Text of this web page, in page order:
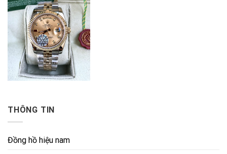
THÔNG TIN
Đồng hồ hiệu nam